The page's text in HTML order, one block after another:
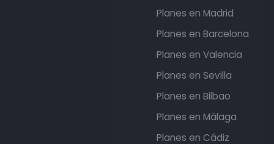
Planes en Madrid
Planes en Barcelona
Planes en Valencia
Planes en Sevilla
Planes en Bilbao
Planes en Málaga
Planes en Cádiz